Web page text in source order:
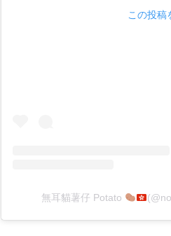
この投
無耳貓薯仔 Potato